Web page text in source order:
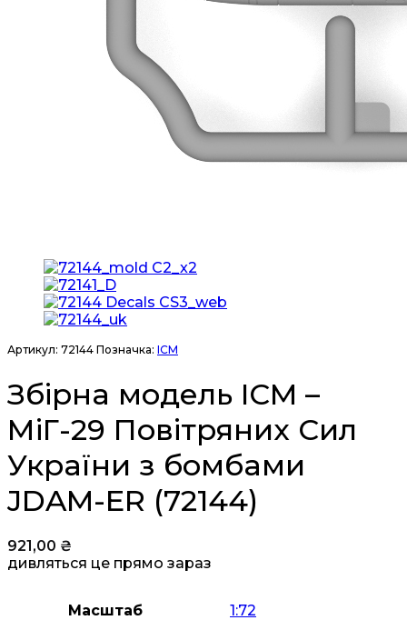
Артикул: 72144 Позначка: ICM
Збірна модель ICM –
МіГ-29 Повітряних Сил
України з бомбами
JDAM-ER (72144)
921,00 ₴
дивляться це прямо зараз
Масштаб 1:72